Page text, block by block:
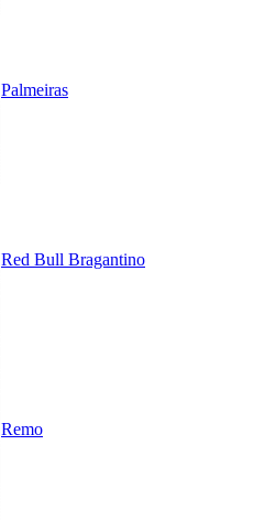
Palmeiras
Red Bull Bragantino
Remo